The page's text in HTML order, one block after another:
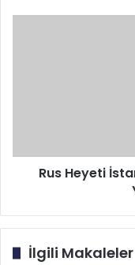
Rus Heyeti
İlgili Makaleler